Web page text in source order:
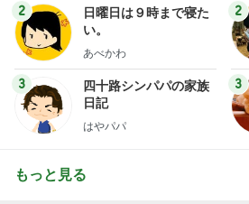
2
日曜日は９時まで寝た
い。
あべかわ
3
四十路シンパパの家族
日記
はやパパ
2
3
もっと見る